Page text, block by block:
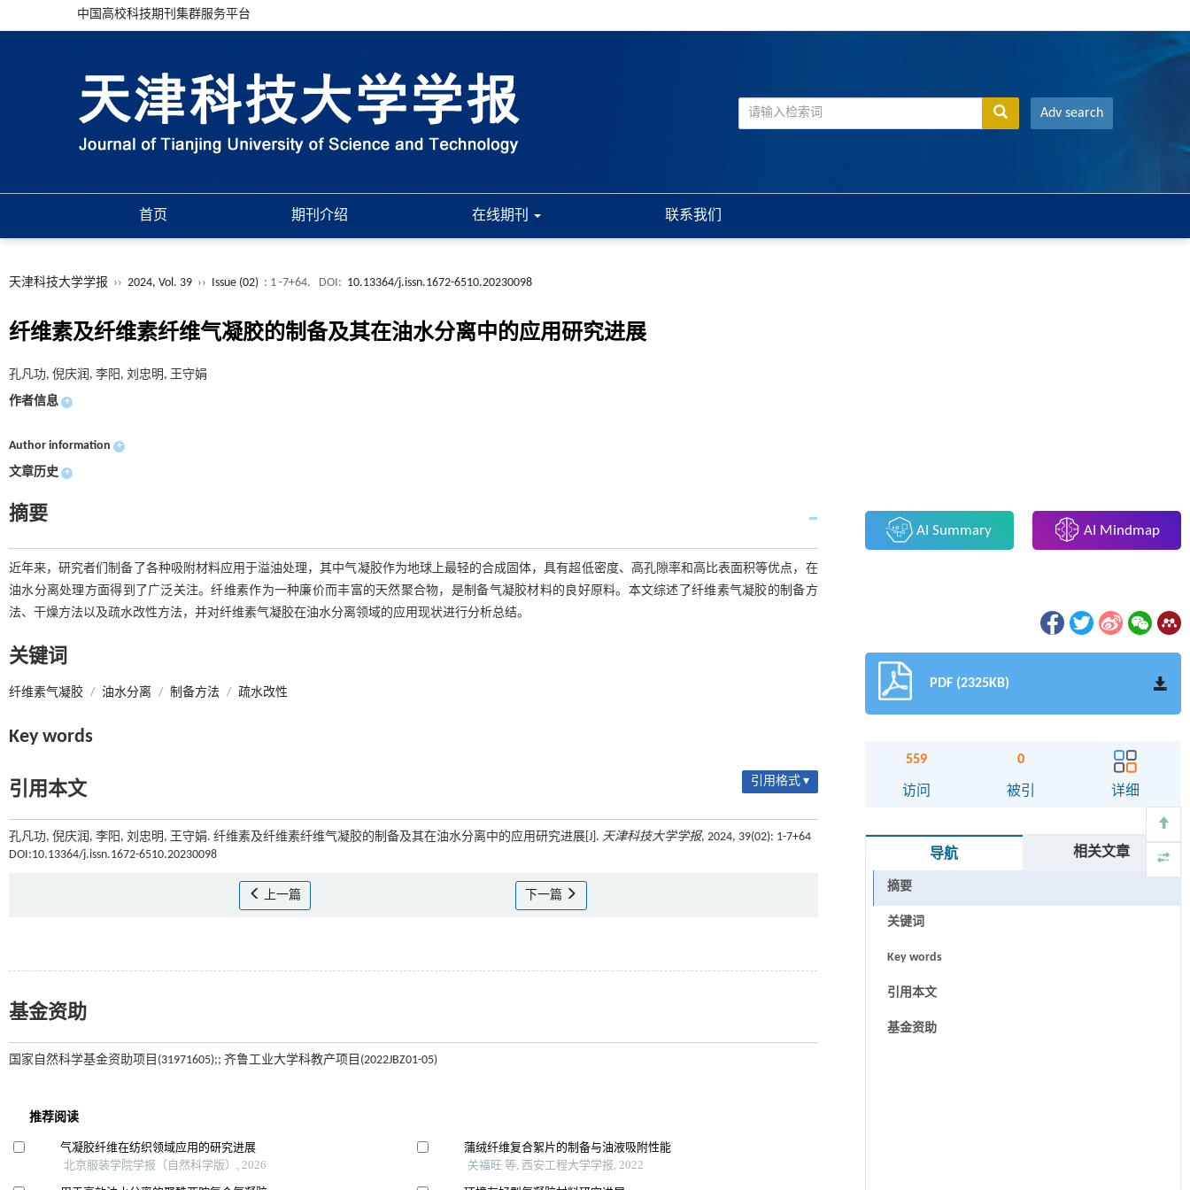
中国高校科技期刊集群服务平台
Adv search
首页 期刊介绍 在线期刊 联系我们
天津科技大学学报 ›› 2024, Vol. 39 ›› Issue (02) : 1 -7+64. DOI: 10.13364/j.issn.1672-6510.20230098
纤维素及纤维素纤维气凝胶的制备及其在油水分离中的应用研究进展
孔凡功, 倪庆润, 李阳, 刘忠明, 王守娟
作者信息 +
Author information +
文章历史 +
摘要
近年来，研究者们制备了各种吸附材料应用于溢油处理，其中气凝胶作为地球上最轻的合成固体，具有超低密度、高孔隙率和高比表面积等优点，在
油水分离处理方面得到了广泛关注。纤维素作为一种廉价而丰富的天然聚合物，是制备气凝胶材料的良好原料。本文综述了纤维素气凝胶的制备方
法、干燥方法以及疏水改性方法，并对纤维素气凝胶在油水分离领域的应用现状进行分析总结。
关键词
纤维素气凝胶 / 油水分离 / 制备方法 / 疏水改性
Key words
引用本文 引用格式 ▾
孔凡功, 倪庆润, 李阳, 刘忠明, 王守娟. 纤维素及纤维素纤维气凝胶的制备及其在油水分离中的应用研究进展[J]. 天津科技大学学报, 2024, 39(02): 1-7+64
DOI:10.13364/j.issn.1672-6510.20230098
上一篇 下一篇
基金资助
国家自然科学基金资助项目(31971605);; 齐鲁工业大学科教产项目(2022JBZ01-05)
AI Summary AI Mindmap
PDF (2325KB)
559
访问
0
被引 详细
导航 相关文章
摘要
关键词
Key words
引用本文
基金资助